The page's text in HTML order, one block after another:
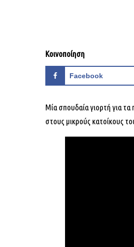
Κοινοποίηση
Facebook
Μία σπουδαία γιορτή για
στους μικρούς κατοίκους